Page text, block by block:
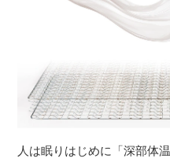
人は眠りはじめに「深部体